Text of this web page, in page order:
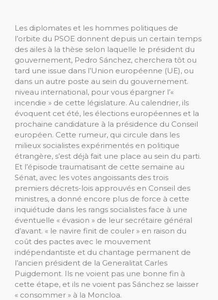
Les diplomates et les hommes politiques de
l’orbite du PSOE donnent depuis un certain temps
des ailes à la thèse selon laquelle le président du
gouvernement, Pedro Sánchez, cherchera tôt ou
tard une issue dans l’Union européenne (UE), ou
dans un autre poste au sein du gouvernement.
niveau international, pour vous épargner l’«
incendie » de cette législature. Au calendrier, ils
évoquent cet été, les élections européennes et la
prochaine candidature à la présidence du Conseil
européen. Cette rumeur, qui circule dans les
milieux socialistes expérimentés en politique
étrangère, s’est déjà fait une place au sein du parti.
Et l’épisode traumatisant de cette semaine au
Sénat, avec les votes angoissants des trois
premiers décrets-lois approuvés en Conseil des
ministres, a donné encore plus de force à cette
inquiétude dans les rangs socialistes face à une
éventuelle « évasion » de leur secrétaire général
d’avant. « le navire finit de couler » en raison du
coût des pactes avec le mouvement
indépendantiste et du chantage permanent de
l’ancien président de la Generalitat Carles
Puigdemont. Ils ne voient pas une bonne fin à
cette étape, et ils ne voient pas Sánchez se laisser
« consommer » à la Moncloa.